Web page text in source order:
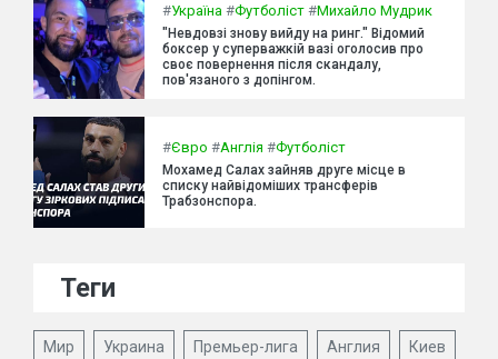
#Україна #Футболіст #Михайло Мудрик
"Невдовзі знову вийду на ринг." Відомий
боксер у суперважкій вазі оголосив про
своє повернення після скандалу,
пов'язаного з допінгом.
#Євро #Англія #Футболіст
Мохамед Салах зайняв друге місце в
списку найвідоміших трансферів
Трабзонспора.
Теги
Мир Украина Премьер-лига Англия Киев